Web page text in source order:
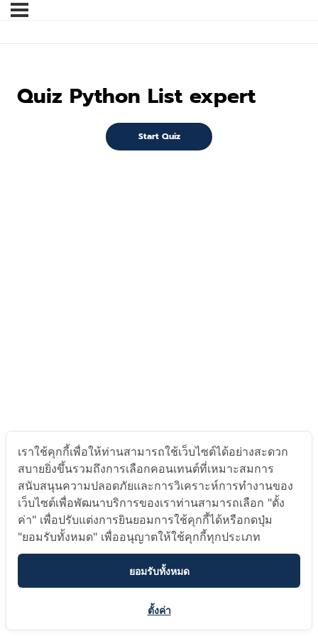
Quiz Python List expert
เราใช้คุกกี้เพื่อให้ท่านสามารถใช้เว็บไซต์ได้อย่างสะดวก
สบายยิ่งขึ้นรวมถึงการเลือกคอนเทนต์ที่เหมาะสมการ
สนับสนุนความปลอดภัยและการวิเคราะห์การทำงานของ
เว็บไซต์เพื่อพัฒนาบริการของเราท่านสามารถเลือก "ตั้ง
ค่า" เพื่อปรับแต่งการยินยอมการใช้คุกกี้ได้หรือกดปุ่ม
"ยอมรับทั้งหมด" เพื่ออนุญาตให้ใช้คุกกี้ทุกประเภท
ยอมรับทั้งหมด
ตั้งค่า